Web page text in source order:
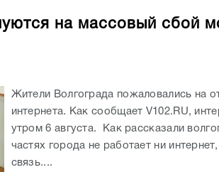
на массовый сбой
Жители Волгограда пожаловались на
интернета. Как сообщает V102.RU,
утром 6 августа. Как рассказали
частях города не работает ни
связь....